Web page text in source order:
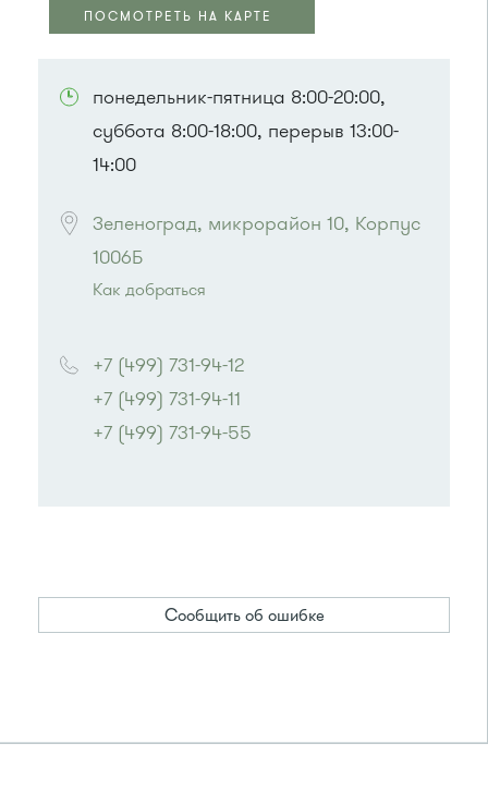
ПОСМОТРЕТЬ НА КАРТЕ
понедельник-пятница 8:00-20:00,
суббота 8:00-18:00, перерыв 13:00-
14:00
Зеленоград, микрорайон 10, Корпус
1006Б
Как добраться
Автобус № 11, 29.
Маршрутка № 721м
или до остановки"Панфиловский проспект"
Автобус № 1, 10, 11, 12, 13, 15, 23, 31.
+7 (499) 731-94-12
+7 (499) 731-94-11
+7 (499) 731-94-55
Сообщить об ошибке